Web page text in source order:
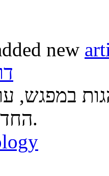
new
במפגש,
החדש בספר האדום.